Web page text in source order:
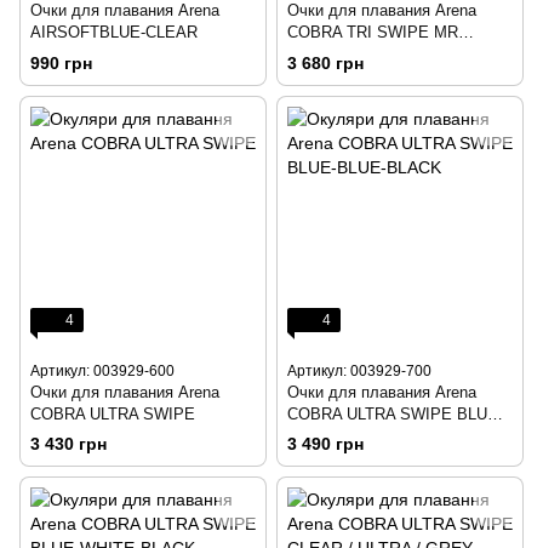
Очки для плавания Arena
AIRSOFTBLUE-CLEAR
990 грн
Очки для плавания Arena
COBRA TRI SWIPE MR
SILVER/ARMI/TU
3 680 грн
4
Артикул: 003929-600
Очки для плавания Arena
COBRA ULTRA SWIPE
3 430 грн
4
Артикул: 003929-700
Очки для плавания Arena
COBRA ULTRA SWIPE BLUE-
BLUE-BLACK
3 490 грн